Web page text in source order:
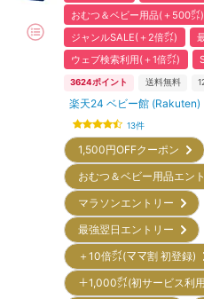
おむつ＆ベビー用品(＋500㌽)
ジャンルSALE(＋2倍㌽)
ウェブ検索利用(＋1倍㌽)
3624ポイント 送料無料
楽天24 ベビー館 (Rakuten)
13件
1,500円OFFクーポン
おむつ＆ベビー用品エ
マラソンエントリー
最強翌日エントリー
＋10倍㌽(ママ割 初登録)
＋1,000㌽(初サービス